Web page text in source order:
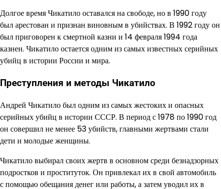
Долгое время Чикатило оставался на свободе, но в 1990 году
был арестован и признан виновным в убийствах. В 1992 году он
был приговорен к смертной казни и 14 февраля 1994 года
казнен. Чикатило остается одним из самых известных серийных
убийц в истории России и мира.
Преступления и методы Чикатило
Андрей Чикатило был одним из самых жестоких и опасных
серийных убийц в истории СССР. В период с 1978 по 1990 год
он совершил не менее 53 убийств, главными жертвами стали
дети и молодые женщины.
Чикатило выбирал своих жертв в основном среди безнадзорных
подростков и проституток. Он привлекал их в свой автомобиль
с помощью обещания денег или работы, а затем уводил их в